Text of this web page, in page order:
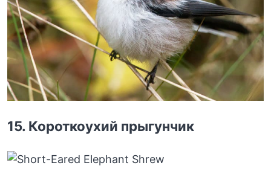
15. Короткоухий прыгунчик